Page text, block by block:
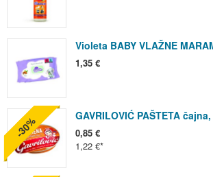
Violeta BABY VLAŽNE
1,35 €
GAVRILOVIĆ PAŠTETA
0,85 €
1,22 €
-30%